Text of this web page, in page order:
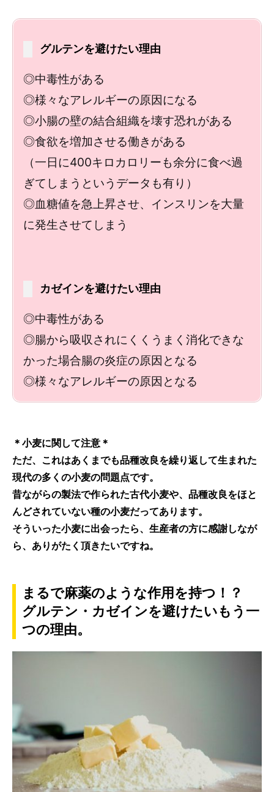
グルテンを避けたい理由
◎中毒性がある
◎様々なアレルギーの原因になる
◎小腸の壁の結合組織を壊す恐れがある
◎食欲を増加させる働きがある
（一日に400キロカロリーも余分に食べ過
ぎてしまうというデータも有り）
◎血糖値を急上昇させ、インスリンを大量
に発生させてしまう
カゼインを避けたい理由
◎中毒性がある
◎腸から吸収されにくくうまく消化できな
かった場合腸の炎症の原因となる
◎様々なアレルギーの原因となる
＊小麦に関して注意＊
ただ、これはあくまでも品種改良を繰り返して生まれた
現代の多くの小麦の問題点です。
昔ながらの製法で作られた古代小麦や、品種改良をほと
んどされていない種の小麦だってあります。
そういった小麦に出会ったら、生産者の方に感謝しなが
ら、ありがたく頂きたいですね。
まるで麻薬のような作用を持つ！？
グルテン・カゼインを避けたいもう一
つの理由。